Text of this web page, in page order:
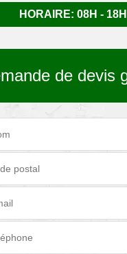
HORAIRE: 08H - 18H
de devis